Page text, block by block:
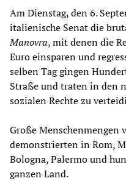
Am Dienstag, den 6.
italienische Senat die
Manovra, mit denen die
Euro einsparen und
selben Tag gingen
Straße und traten in den
sozialen Rechte zu
Große Menschenmengen
demonstrierten in Rom,
Bologna, Palermo und
ganzen Land.